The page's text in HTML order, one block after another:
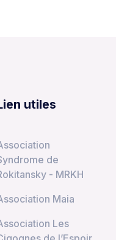
utiles
de
- MRKH
Maia
Les